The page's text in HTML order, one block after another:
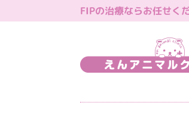
FIPの治療ならお任せく